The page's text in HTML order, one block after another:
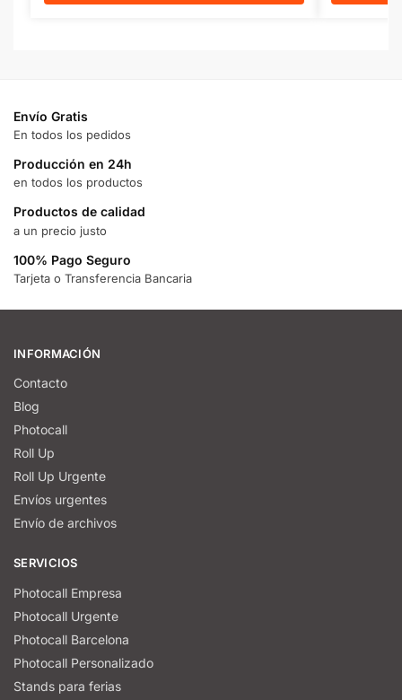
Envío Gratis
En todos los pedidos
Producción en 24h
en todos los productos
Productos de calidad
a un precio justo
100% Pago Seguro
Tarjeta o Transferencia Bancaria
INFORMACIÓN
Contacto
Blog
Photocall
Roll Up
Roll Up Urgente
Envíos urgentes
Envío de archivos
SERVICIOS
Photocall Empresa
Photocall Urgente
Photocall Barcelona
Photocall Personalizado
Stands para ferias